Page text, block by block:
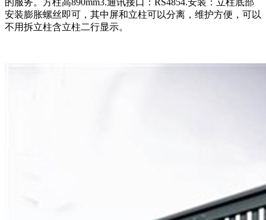
安装膨胀螺丝即可，其中屏和立柱可以分离，维护方便，可以
不用拆立柱含立柱二行显示。